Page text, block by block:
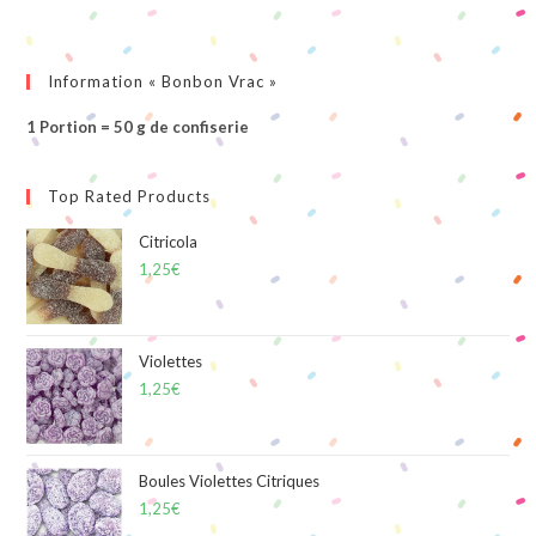
Information « Bonbon Vrac »
1 Portion = 50 g de confiserie
Top Rated Products
Citricola
1,25€
Violettes
1,25€
Boules Violettes Citriques
1,25€